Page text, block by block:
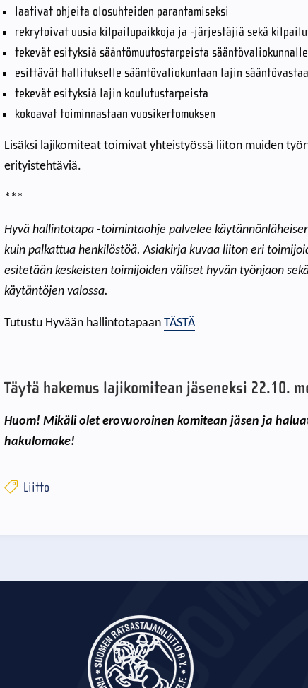
laativat ohjeita olosuhteiden parantamiseksi
rekrytoivat uusia kilpailupaikkoja ja -järjestäjiä sekä
tekevät esityksiä sääntömuutostarpeista sääntövaliokunnalle
esittävät hallitukselle sääntövaliokuntaan lajin
tekevät esityksiä lajin koulutustarpeista
kokoavat toiminnastaan vuosikertomuksen
Lisäksi lajikomiteat toimivat yhteistyössä liiton muiden
erityistehtäviä.
***
Hyvä hallintotapa -toimintaohje palvelee
kuin palkattua henkilöstöä. Asiakirja kuvaa liiton eri
esitetään keskeisten toimijoiden väliset hyvän työnjaon
käytäntöjen valossa.
Tutustu Hyvään hallintotapaan TÄSTÄ
Täytä hakemus lajikomitean jäseneksi 22.10.
Huom! Mikäli olet erovuoroinen komitean jäsen ja
hakulomake!
Liitto